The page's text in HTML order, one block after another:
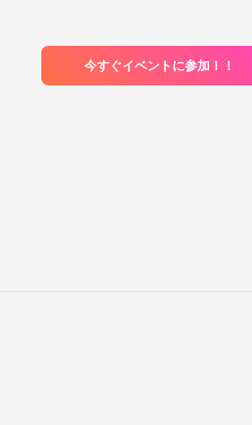
今すぐイベントに参加！！